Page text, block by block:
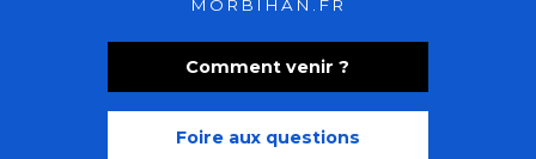
Comment venir ?
Foire aux questions
MORBIHAN.FR